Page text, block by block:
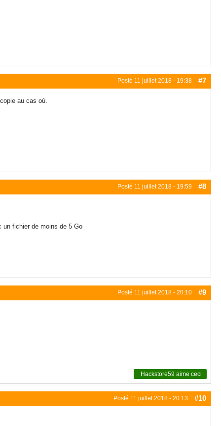
Posté 11 juillet 2018 - 19:38 #7
au cas où.
Posté 11 juillet 2018 - 19:59 #8
un fichier de moins de 5 Go
Posté 11 juillet 2018 - 20:10 #9
Hackstore59 aime ceci
Posté 11 juillet 2018 - 20:13 #10